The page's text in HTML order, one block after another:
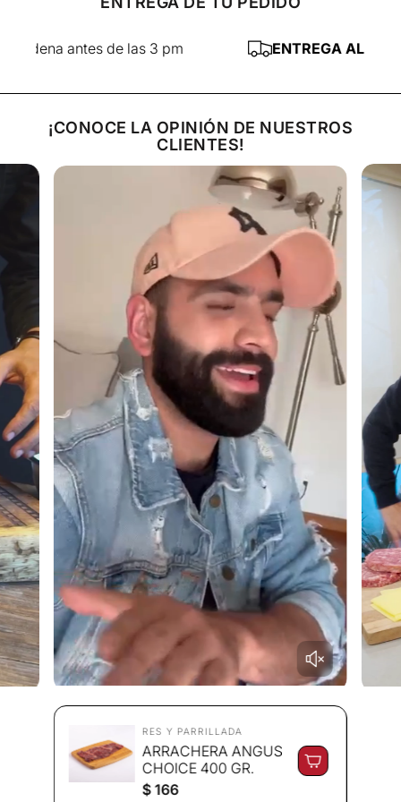
antes de las 3 pm ENTREGA AL DÍA
¡CONOCE LA OPINIÓN DE NUESTROS
CLIENTES!
RES Y PARRILLADA
ARRACHERA ANGUS
CHOICE 400 GR.
P
$ 166